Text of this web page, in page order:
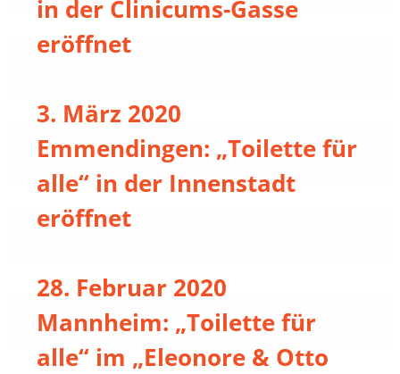
in der Clinicums-Gasse
eröffnet
3. März 2020
Emmendingen: „Toilette für
alle“ in der Innenstadt
eröffnet
28. Februar 2020
Mannheim: „Toilette für
alle“ im „Eleonore & Otto